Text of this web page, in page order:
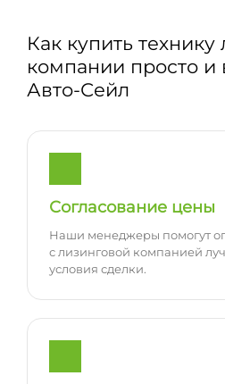
Как купить технику
компании просто и
Авто-Сейл
Согласование цены
Наши менеджеры помогут
с лизинговой компанией
условия сделки.